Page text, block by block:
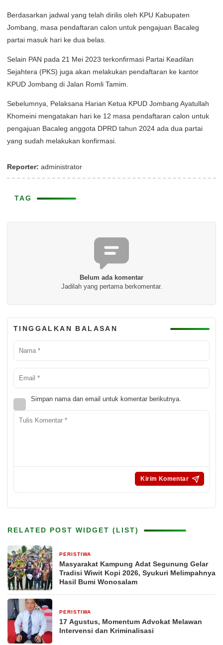
Berdasarkan jadwal yang telah dirilis oleh KPU Kabupaten
Jombang, masa pendaftaran calon untuk pengajuan Bacaleg
partai masuk hari ke dua belas.
Selain PAN pada 21 Mei 2023 terkonfirmasi Partai Keadilan
Sejahtera (PKS) juga akan melakukan pendaftaran ke kantor
KPUD Jombang di Jalan Romli Tamim.
Sebelumnya, Pelaksana Harian Ketua KPUD Jombang Ayatullah
Khomeini mengatakan hari ke 12 masa pendaftaran calon untuk
pengajuan Bacaleg anggota DPRD tahun 2024 ada dua partai
yang sudah melakukan konfirmasi.
Reporter: administrator
TAG
Belum ada komentar
Jadilah yang pertama berkomentar.
TINGGALKAN BALASAN
Simpan nama dan email untuk komentar berikutnya.
RELATED POST WIDGET (LIST)
PERISTIWA
Masyarakat Kampung Adat Segunung Gelar
Tradisi Wiwit Kopi 2026, Syukuri Melimpahnya
Hasil Bumi Wonosalam
PERISTIWA
17 Agustus, Momentum Advokat Melawan
Intervensi dan Kriminalisasi